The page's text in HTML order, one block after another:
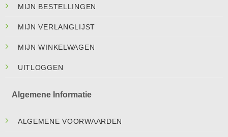
MIJN BESTELLINGEN
MIJN VERLANGLIJST
MIJN WINKELWAGEN
UITLOGGEN
Algemene Informatie
ALGEMENE VOORWAARDEN